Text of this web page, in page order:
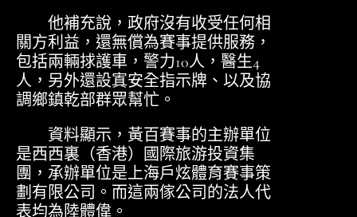
他補充說，政府沒有收受任何相
關方利益，還無償為賽事提供服務，
包括兩輛捄護車，警力10人，醫生4
人，另外還設寘安全指示牌、以及協
調鄉鎮乾部群眾幫忙。
資料顯示，黃百賽事的主辦單位
是西西裏（香港）國際旅游投資集
團，承辦單位是上海戶炫體育賽事策
劃有限公司。而這兩傢公司的法人代
表均為陸體偉。